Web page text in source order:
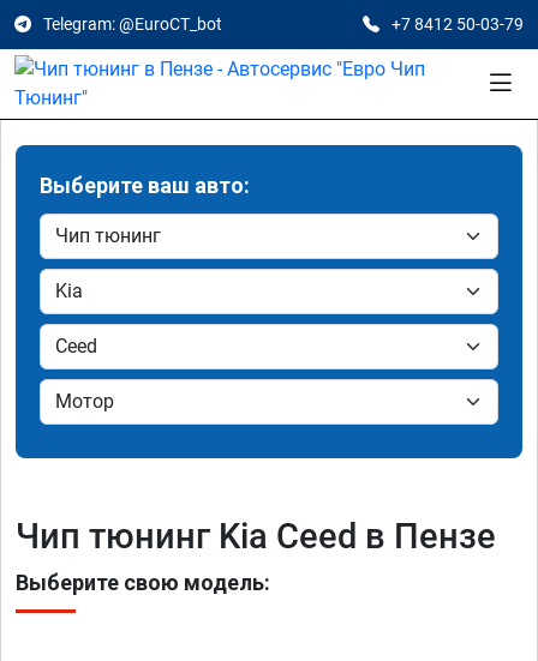
Telegram: @EuroCT_bot +7 8412 50-03-79
Выберите ваш авто:
Чип тюнинг Kia Ceed в Пензе
Выберите свою модель: